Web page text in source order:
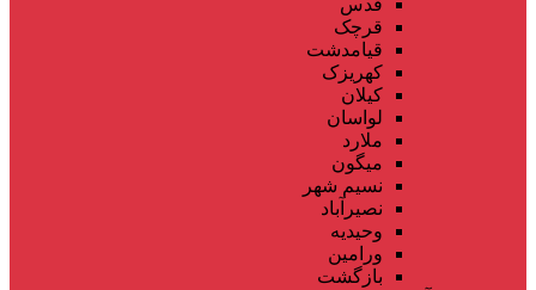
قرچک
قیامدشت
کهریزک
کیلان
لواسان
ملارد
میگون
نسیم شهر
نصیرآباد
وحیدیه
ورامین
بازگشت